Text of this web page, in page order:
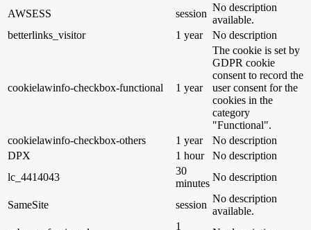
AWSESS
session
No description
available.
betterlinks_visitor
1 year No description
cookielawinfo-checkbox-functional 1 year
The cookie is set by
GDPR cookie
consent to record the
user consent for the
cookies in the
category
"Functional".
cookielawinfo-checkbox-others
1 year
No description
DPX
1 hour
No description
lc_4414043
30
minutes
No description
SameSite session
No description
available.
1